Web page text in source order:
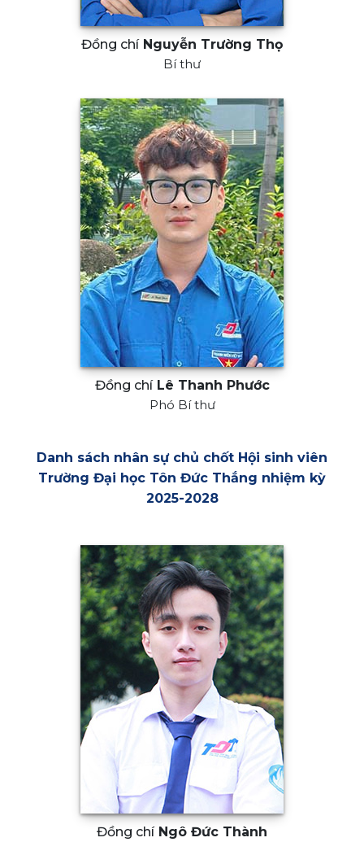
Đồng chíNguyễn Trường Thọ
Bí thư
Đồng chíLê Thanh Phước
Phó Bí thư
Danh sách nhân sự chủ chốt Hội sinh viên
Trường Đại học Tôn Đức Thắng nhiệm kỳ
2025-2028
Đồng chíNgô Đức Thành